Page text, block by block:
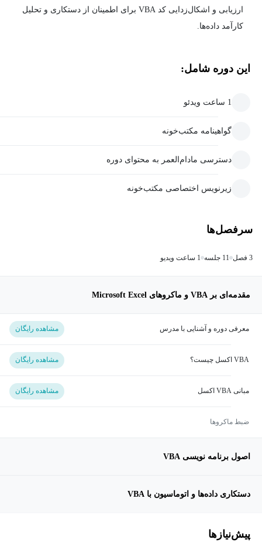
ارزیابی و اشکال‌زدایی کد VBA برای اطمینان از دستکاری و تحلیل
کارآمد داده‌ها.
این دوره شامل:
1 ساعت ویدئو
گواهینامه مکتب‌خونه
دسترسی مادام‌العمر به محتوای دوره
زیرنویس اختصاصی مکتب‌خونه
سرفصل‌ها
3 فصل 11 جلسه 1 ساعت ویدیو
مقدمه‌ای بر VBA و ماکروهای Microsoft Excel
معرفی دوره و آشنایی با مدرس مشاهده رایگان
مشاهده رایگان
مبانی VBA اکسل مشاهده رایگان
ضبط ماکروها
اصول برنامه نویسی VBA
دستکاری داده‌ها و اتوماسیون با VBA
پیش‌نیاز‌ها